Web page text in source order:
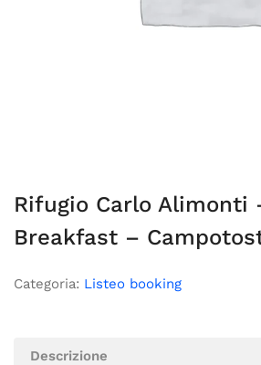
Rifugio Carlo Alimonti
Breakfast –
Categoria: Listeo booking
Descrizione